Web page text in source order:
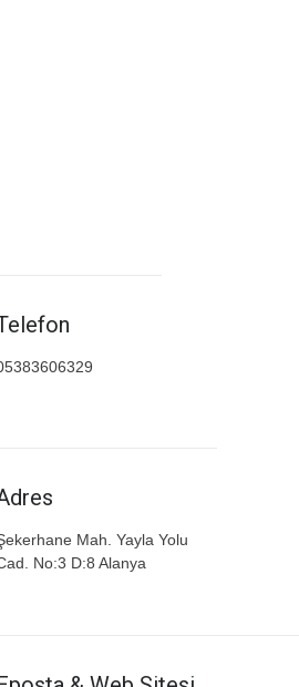
Mah. Yayla Yolu
No:3 D:8 Alanya